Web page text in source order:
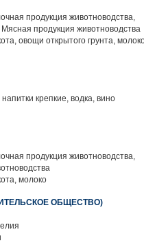
продукция животноводства,
продукция животноводства
овощи открытого грунта,
крепкие, водка, вино
продукция животноводства,
молоко
ОБЩЕСТВО)